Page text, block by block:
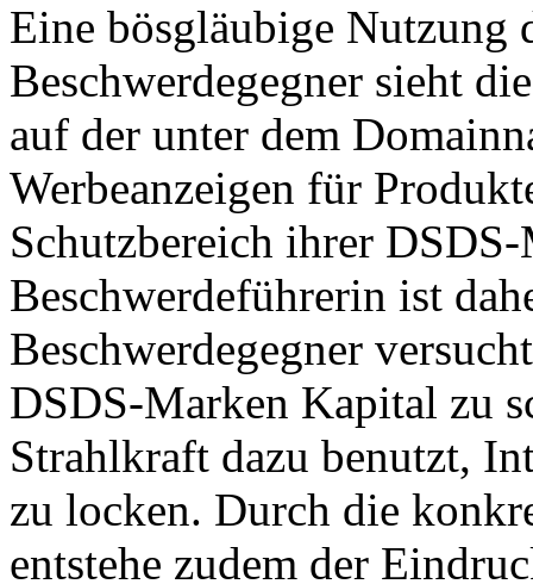
Eine bösgläubige Nutzung
Beschwerdegegner sieht
auf der unter dem
Werbeanzeigen für
Schutzbereich ihrer
Beschwerdeführerin ist
Beschwerdegegner
DSDS-Marken Kapital zu
Strahlkraft dazu benutzt,
zu locken. Durch die
entstehe zudem der